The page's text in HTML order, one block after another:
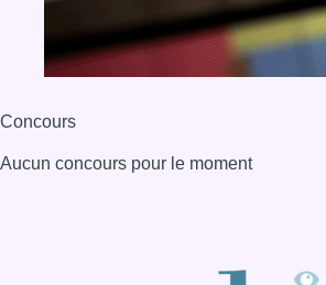
Concours
Aucun concours pour le moment